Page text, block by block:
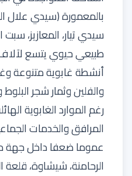
بالمعمورة (سيدي علال
سيدي تيار، المعازيز،
طبيعي حيوي يتسع
أنشطة غابوية متنوعة
والفلين وثمار شجر
رغم الموارد الغابوية
المرافق والخدمات
عموما ضعفا داخل جهة
الرحامنة، شيشاوة، قلعة